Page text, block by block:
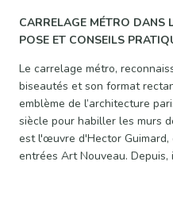
CARRELAGE MÉTRO DANS
POSE ET CONSEILS
Le carrelage métro,
biseautés et son format
emblème de l’architecture
siècle pour habiller les murs
est l'œuvre d'Hector
entrées Art Nouveau.